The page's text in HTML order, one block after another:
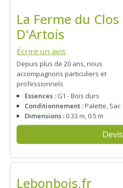
La Ferme du Clos
D'Artois
Écrire un avis
Depuis plus de 20 ans, nous
accompagnons particuliers et
professionnels
Essences : G1 - Bois durs
Conditionnement :Palette, Sac
Dimensions : 0.33 m, 0.5 m
Devis
Lebonbois.fr